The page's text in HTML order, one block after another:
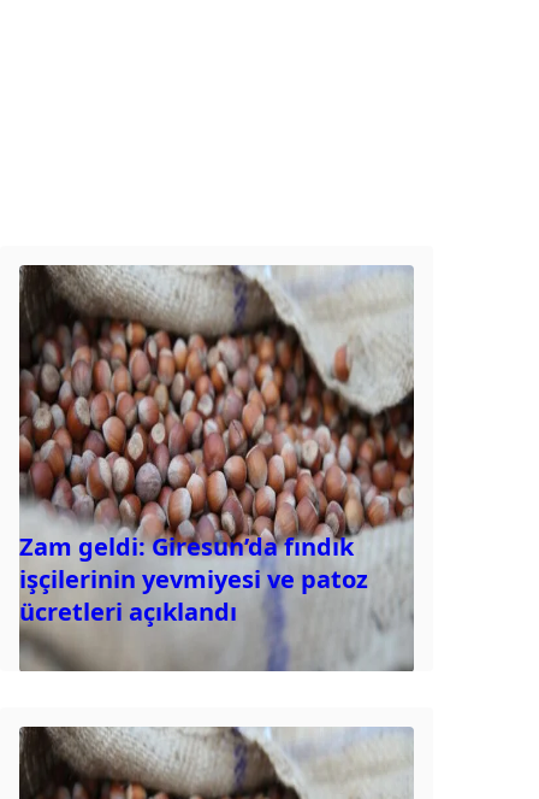
Zam geldi: Giresun’da fındık
işçilerinin yevmiyesi ve patoz
ücretleri açıklandı